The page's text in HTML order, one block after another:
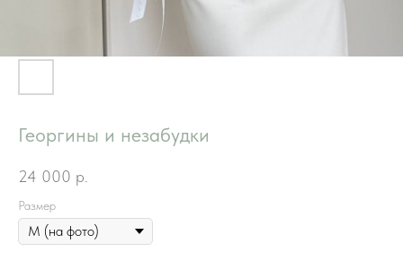
Георгины и незабудки
24 000 р.
Размер